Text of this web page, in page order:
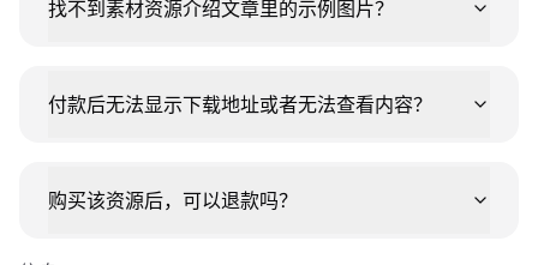
找不到素材资源介绍文章里的示例图片？
付款后无法显示下载地址或者无法查看内容？
购买该资源后，可以退款吗？